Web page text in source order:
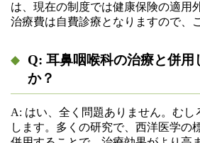
は、現在の制度では健康保険の適用
治療費は自費診療となりますので、
Q: 耳鼻咽喉科の治療と併用
か？
A: はい、全く問題ありません。むし
します。多くの研究で、西洋医学の